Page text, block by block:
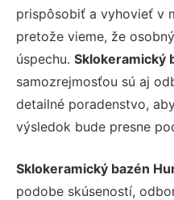
prispôsobiť a vyhovieť v
pretože vieme, že
úspechu. Sklokeramický
samozrejmosťou sú aj
detailné poradenstvo,
výsledok bude presne
Sklokeramický bazén
podobe skúseností,